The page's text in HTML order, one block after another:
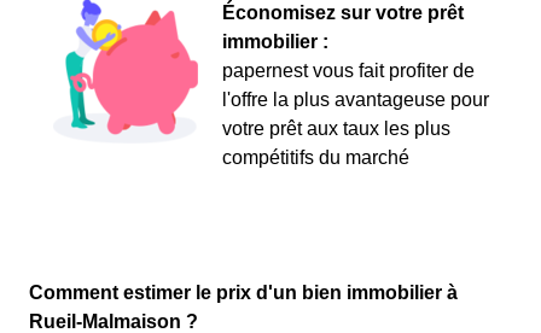
Économisez sur votre prêt
immobilier :
papernest vous fait profiter de
l'offre la plus avantageuse pour
votre prêt aux taux les plus
compétitifs du marché
Comment estimer le prix d'un bien immobilier à
Rueil-Malmaison ?